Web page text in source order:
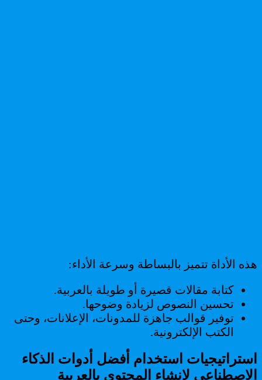
هذه الأداة تتميز بالبساطة وسرعة الأداء:
كتابة مقالات قصيرة أو طويلة بالعربية.
تحسين النصوص لزيادة وضوحها.
توفير قوالب جاهزة للمدونات، الإعلانات، وحتى
الكتب الإلكترونية.
استراتيجيات استخدام أفضل أدوات الذكاء
الاصطناعي لإنشاء المحتوى بالعربية